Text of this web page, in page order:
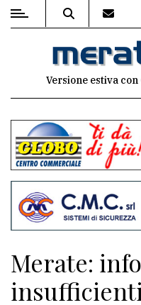
MENU
commenti
Contenuti
del
sito
Associazioni
Meteo
Versione estiva
Merate: